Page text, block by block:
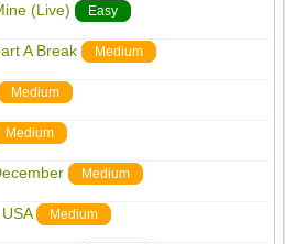
(Live) Easy
A Break Medium
Medium
Medium
Medium
Medium